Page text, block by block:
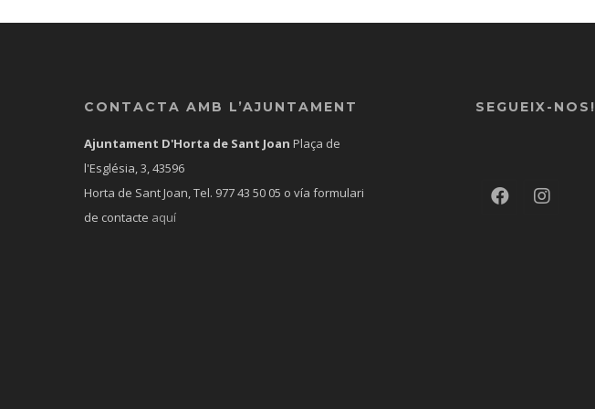
CONTACTA AMB L’AJUNTAMENT
Ajuntament D'Horta de Sant Joan Plaça de
l'Església, 3, 43596
Horta de Sant Joan, Tel. 977 43 50 05 o vía formulari
de contacte aquí
SEGUEIX-NOS!